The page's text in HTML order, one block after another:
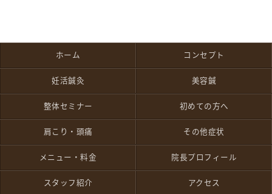
ホーム コンセプト
妊活鍼灸 美容鍼
整体セミナー 初めての方へ
肩こり・頭痛 その他症状
メニュー・料金 院長プロフィール
スタッフ紹介 アクセス